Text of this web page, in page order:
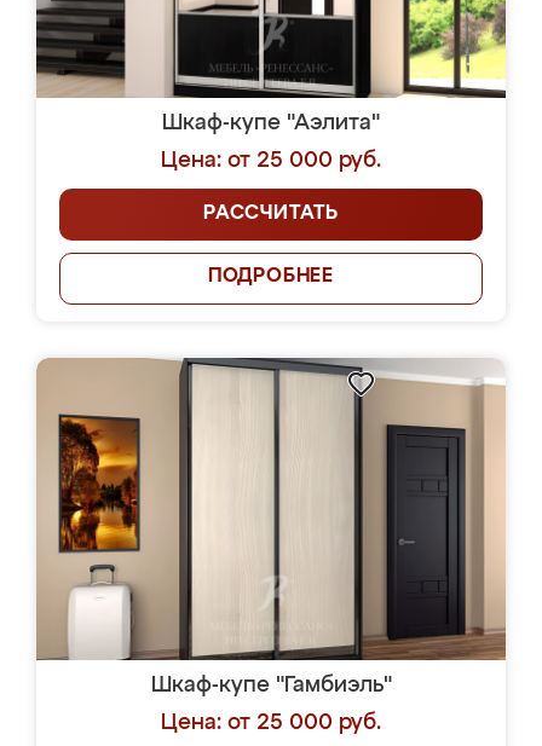
Шкаф-купе "Аэлита"
Цена: от 25 000 руб.
РАССЧИТАТЬ
ПОДРОБНЕЕ
Шкаф-купе "Гамбиэль"
Цена: от 25 000 руб.